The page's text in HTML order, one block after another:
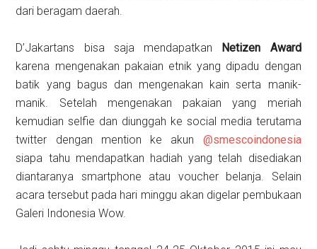
dari beragam daerah.
D’Jakartans bisa saja mendapatkan Netizen Award
karena mengenakan pakaian etnik yang dipadu dengan
batik yang bagus dan mengenakan kain serta manik-
manik. Setelah mengenakan pakaian yang meriah
kemudian selfie dan diunggah ke social media terutama
twitter dengan mention ke akun @smescoindonesia
siapa tahu mendapatkan hadiah yang telah disediakan
diantaranya smartphone atau voucher belanja. Selain
acara tersebut pada hari minggu akan digelar pembukaan
Galeri Indonesia Wow.